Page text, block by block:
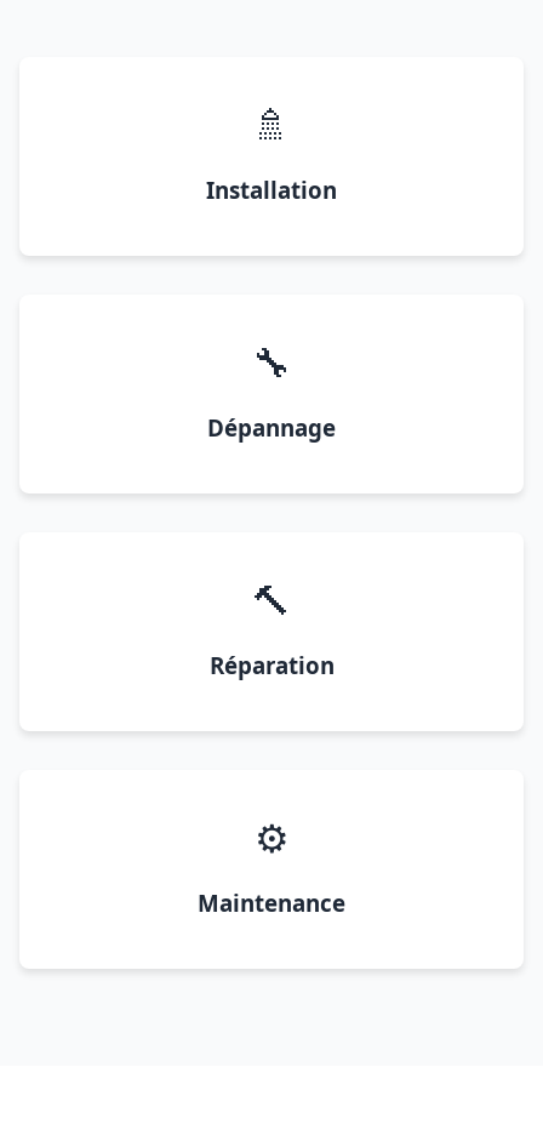
🚿
Installation
🔧
Dépannage
🔨
Réparation
⚙️
Maintenance